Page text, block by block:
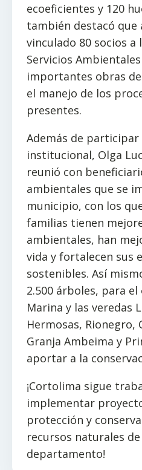
ecoeficientes y 120
también destacó que
vinculado 80 socios a
Servicios
importantes obras
el manejo de los
presentes.
Además de
institucional, Olga
reunió con
ambientales que se
municipio, con los
familias tienen
ambientales, han
vida y fortalecen sus
sostenibles. Así
2.500 árboles, para
Marina y las veredas
Hermosas, Rionegro,
Granja Ambeima y
aportar a la
¡Cortolima sigue
implementar
protección y
recursos naturales
departamento!